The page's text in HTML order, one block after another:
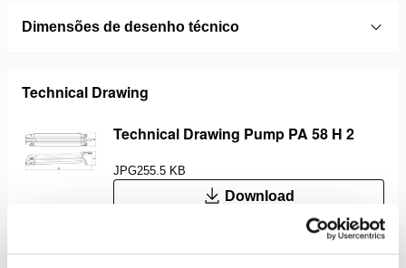
Dimensões de desenho técnico
Technical Drawing
Technical Drawing Pump PA 58 H 2
JPG255.5 KB
Download